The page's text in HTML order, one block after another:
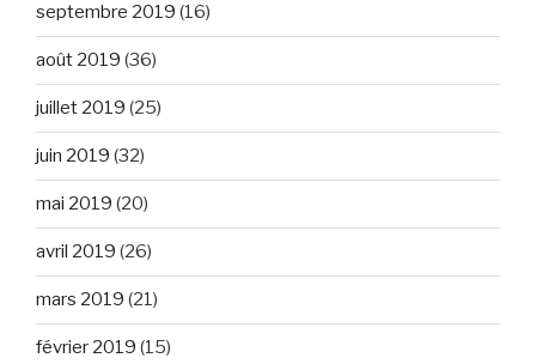
septembre 2019 (16)
août 2019 (36)
juillet 2019 (25)
juin 2019 (32)
mai 2019 (20)
avril 2019 (26)
mars 2019 (21)
février 2019 (15)